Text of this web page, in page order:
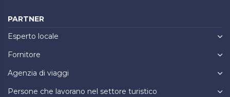
PARTNER
Esperto locale
Fornitore
Agenzia di viaggi
Persone che lavorano nel settore turistico